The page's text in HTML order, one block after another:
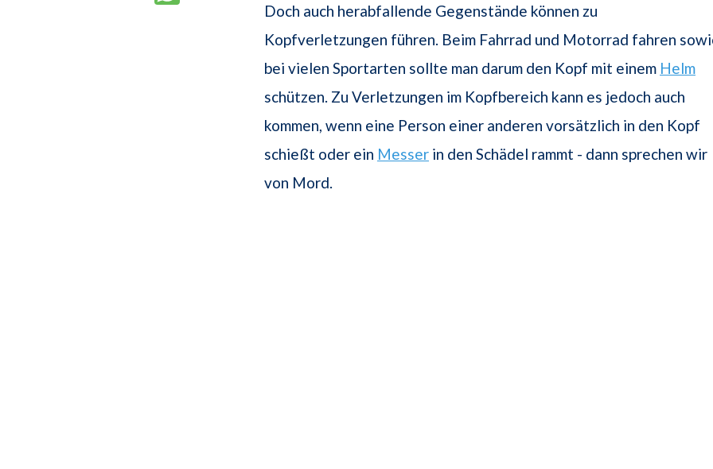
Doch auch herabfallende Gegenstände können zu
Kopfverletzungen führen. Beim Fahrrad und Motorrad fahren
bei vielen Sportarten sollte man darum den Kopf mit einem Helm
schützen. Zu Verletzungen im Kopfbereich kann es jedoch auch
kommen, wenn eine Person einer anderen vorsätzlich in den Kopf
schießt oder ein Messer in den Schädel rammt - dann sprechen wir
von Mord.